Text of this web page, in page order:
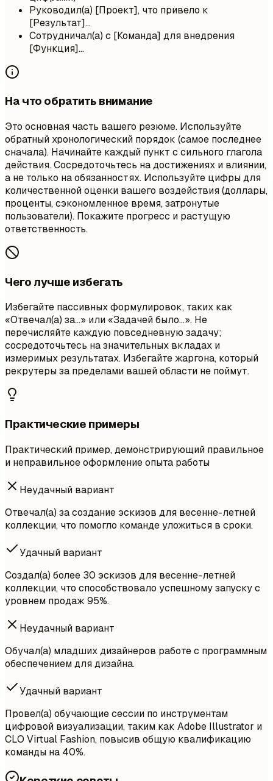
Руководил(а) [Проект], что привело к
[Результат]...
Сотрудничал(а) с [Команда] для внедрения
[Функция]...
На что обратить внимание
Это основная часть вашего резюме. Используйте
обратный хронологический порядок (самое последнее
сначала). Начинайте каждый пункт с сильного глагола
действия. Сосредоточьтесь на достижениях и влиянии,
а не только на обязанностях. Используйте цифры для
количественной оценки вашего воздействия (доллары,
проценты, сэкономленное время, затронутые
пользователи). Покажите прогресс и растущую
ответственность.
Чего лучше избегать
Избегайте пассивных формулировок, таких как
«Отвечал(а) за…» или «Задачей было…». Не
перечисляйте каждую повседневную задачу;
сосредоточьтесь на значительных вкладах и
измеримых результатах. Избегайте жаргона, который
рекрутеры за пределами вашей области не поймут.
Практические примеры
Практический пример, демонстрирующий правильное
и неправильное оформление опыта работы
Неудачный вариант
Отвечал(а) за создание эскизов для весенне-летней
коллекции, что помогло команде уложиться в сроки.
Удачный вариант
Создал(а) более 30 эскизов для весенне-летней
коллекции, что способствовало успешному запуску с
уровнем продаж 95%.
Неудачный вариант
Обучал(а) младших дизайнеров работе с программным
обеспечением для дизайна.
Удачный вариант
Провел(а) обучающие сессии по инструментам
цифровой визуализации, таким как Adobe Illustrator и
CLO Virtual Fashion, повысив общую квалификацию
команды на 40%.